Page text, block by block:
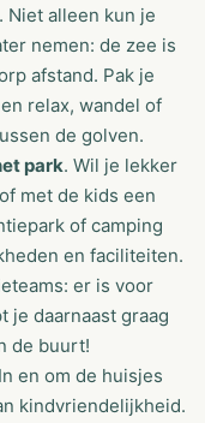
. Niet alleen kun je
nemen: de zee is
afstand. Pak je
relax, wandel of
de golven.
park. Wil je lekker
met de kids een
of camping
en faciliteiten.
er is voor
je daarnaast graag
de buurt!
en om de huisjes
kindvriendelijkheid.